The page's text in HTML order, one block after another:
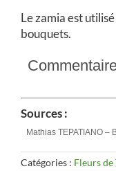
Le zamia est
bouquets.
Sources :
Mathias TEPATIANO –
Catégories : Fleurs de